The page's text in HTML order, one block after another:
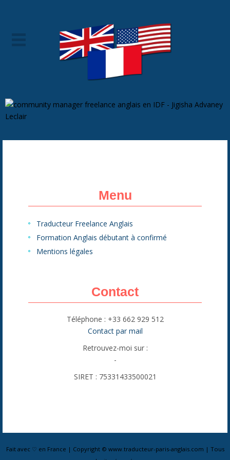
Menu
Traducteur Freelance Anglais
Formation Anglais débutant à confirmé
Mentions légales
Contact
Téléphone : +33 662 929 512
Contact par mail
Retrouvez-moi sur :
-
SIRET : 75331433500021
Fait avec ♡ en France | Copyright © www.traducteur-paris-anglais.com | Tous